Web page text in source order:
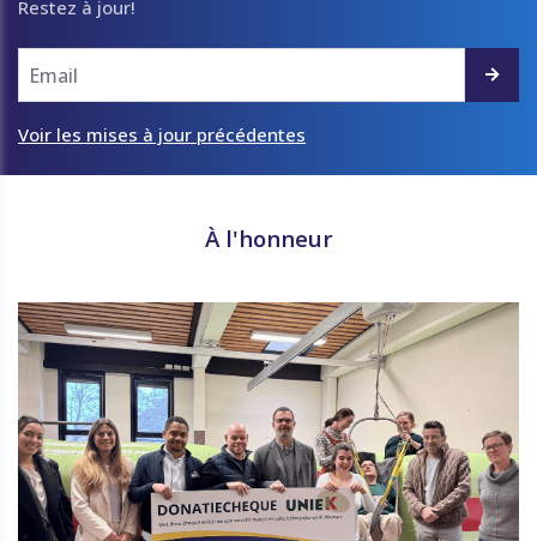
Restez à jour!
Voir les mises à jour précédentes
À l'honneur